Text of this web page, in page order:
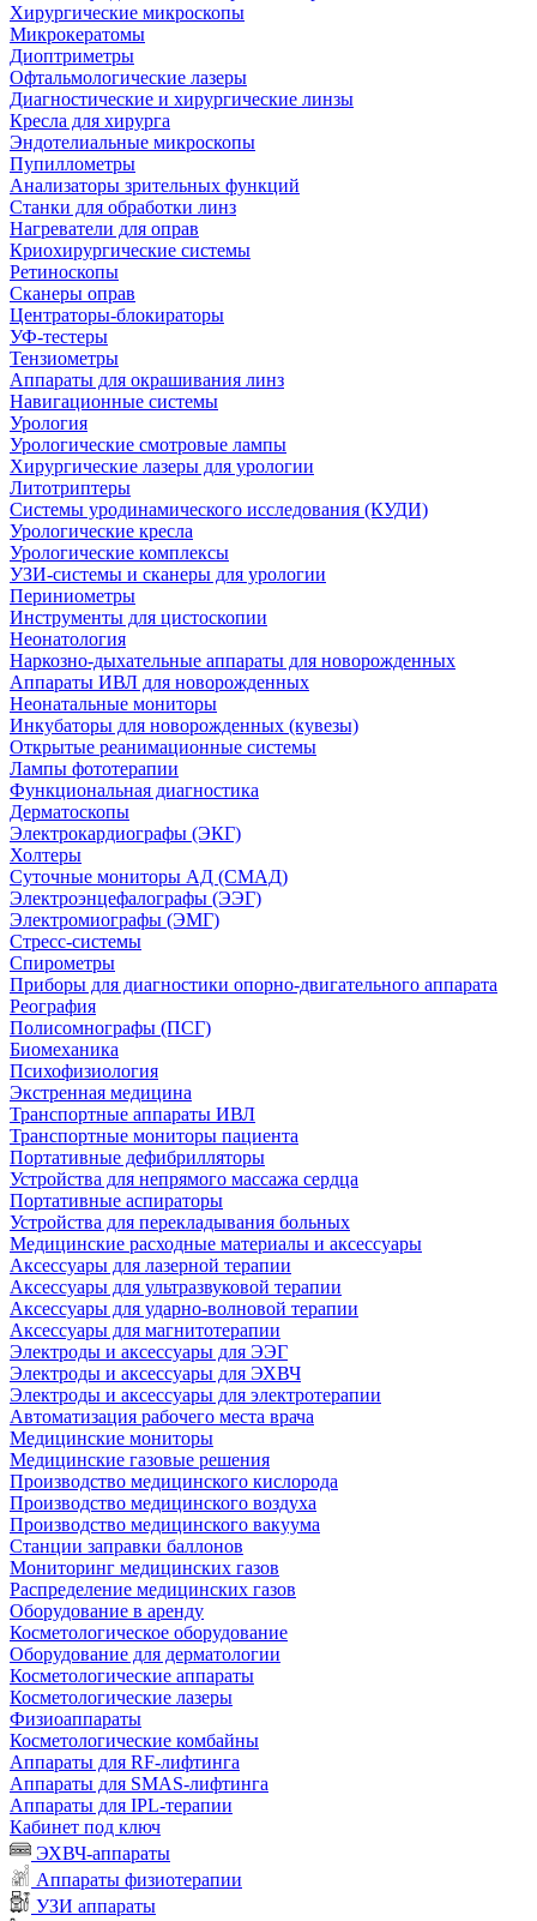
Хирургические микроскопы
Микрокератомы
Диоптриметры
Офтальмологические лазеры
Диагностические и хирургические линзы
Кресла для хирурга
Эндотелиальные микроскопы
Пупиллометры
Анализаторы зрительных функций
Станки для обработки линз
Нагреватели для оправ
Криохирургические системы
Ретиноскопы
Сканеры оправ
Центраторы-блокираторы
УФ-тестеры
Тензиометры
Аппараты для окрашивания линз
Навигационные системы
Урология
Урологические смотровые лампы
Хирургические лазеры для урологии
Литотриптеры
Системы уродинамического исследования (КУДИ)
Урологические кресла
Урологические комплексы
УЗИ-системы и сканеры для урологии
Периниометры
Инструменты для цистоскопии
Неонатология
Наркозно-дыхательные аппараты для новорожденных
Аппараты ИВЛ для новорожденных
Неонатальные мониторы
Инкубаторы для новорожденных (кувезы)
Открытые реанимационные системы
Лампы фототерапии
Функциональная диагностика
Дерматоскопы
Электрокардиографы (ЭКГ)
Холтеры
Суточные мониторы АД (СМАД)
Электроэнцефалографы (ЭЭГ)
Электромиографы (ЭМГ)
Стресс-системы
Спирометры
Приборы для диагностики опорно-двигательного аппарата
Реография
Полисомнографы (ПСГ)
Биомеханика
Психофизиология
Экстренная медицина
Транспортные аппараты ИВЛ
Транспортные мониторы пациента
Портативные дефибрилляторы
Устройства для непрямого массажа сердца
Портативные аспираторы
Устройства для перекладывания больных
Медицинские расходные материалы и аксессуары
Аксессуары для лазерной терапии
Аксессуары для ультразвуковой терапии
Аксессуары для ударно-волновой терапии
Аксессуары для магнитотерапии
Электроды и аксессуары для ЭЭГ
Электроды и аксессуары для ЭХВЧ
Электроды и аксессуары для электротерапии
Автоматизация рабочего места врача
Медицинские мониторы
Медицинские газовые решения
Производство медицинского кислорода
Производство медицинского воздуха
Производство медицинского вакуума
Станции заправки баллонов
Мониторинг медицинских газов
Распределение медицинских газов
Оборудование в аренду
Косметологическое оборудование
Оборудование для дерматологии
Косметологические аппараты
Косметологические лазеры
Физиоаппараты
Косметологические комбайны
Аппараты для RF-лифтинга
Аппараты для SMAS-лифтинга
Аппараты для IPL-терапии
Кабинет под ключ
ЭХВЧ-аппараты
Аппараты физиотерапии
УЗИ аппараты